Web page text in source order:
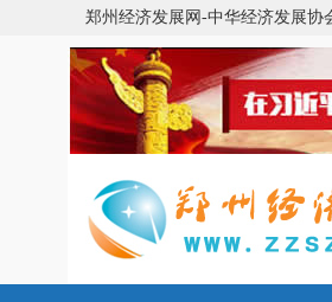
郑州经济发展网-中华经济发展协